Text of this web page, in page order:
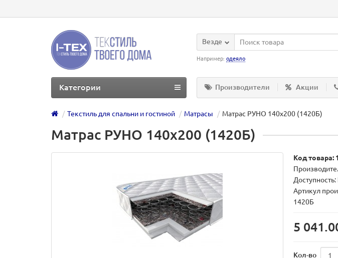
Везде
Например: одеяло
Производители Акции
Категории
Текстиль для спальни и гостиной Матрасы Матрас РУНО 140х200 (1420Б)
Матрас РУНО 140х200 (1420Б)
Код товара:
Артикул
1420Б
5
Кол-во